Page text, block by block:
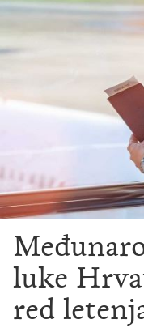
luke
red